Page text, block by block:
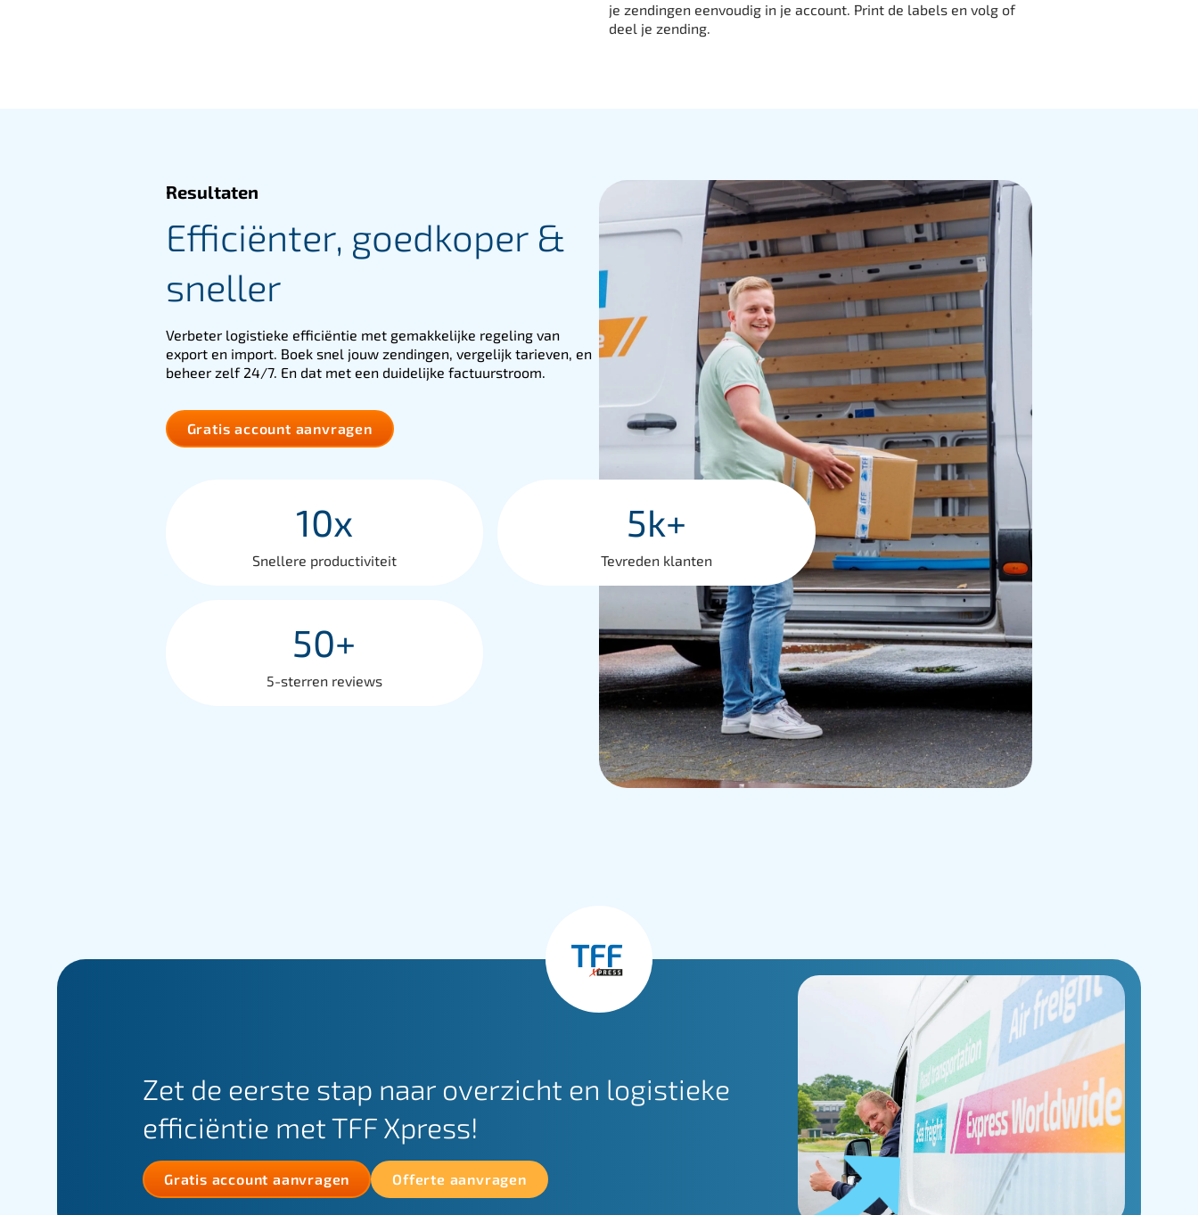
je zendingen eenvoudig in je account. Print de labels en volg of
deel je zending.
Resultaten
Efficiënter, goedkoper &
sneller
Verbeter logistieke efficiëntie met gemakkelijke regeling van
export en import. Boek snel jouw zendingen, vergelijk tarieven, en
beheer zelf 24/7. En dat met een duidelijke factuurstroom.
Gratis account aanvragen
10x
Snellere productiviteit
5k+
Tevreden klanten
50+
5-sterren reviews
Zet de eerste stap naar overzicht en logistieke
efficiëntie met TFF Xpress!
Gratis account aanvragen Offerte aanvragen